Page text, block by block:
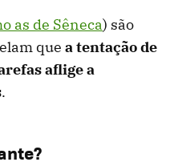
as de Sêneca) são
que a tentação de
aflige a
.